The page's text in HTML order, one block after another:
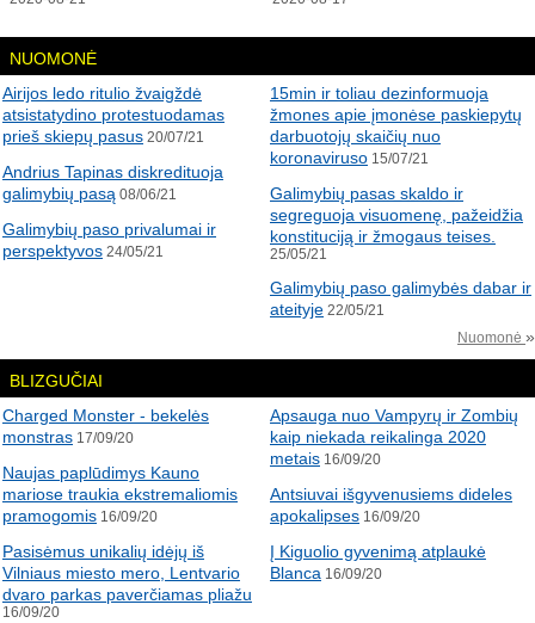
NUOMONĖ
Airijos ledo ritulio žvaigždė
atsistatydino protestuodamas
prieš skiepų pasus 20/07/21
15min ir toliau dezinformuoja
žmones apie įmonėse paskiepytų
darbuotojų skaičių nuo
koronaviruso 15/07/21
Andrius Tapinas diskredituoja
galimybių pasą 08/06/21
Galimybių pasas skaldo ir
segreguoja visuomenę, pažeidžia
konstituciją ir žmogaus teises.
25/05/21
Galimybių paso privalumai ir
perspektyvos 24/05/21
Galimybių paso galimybės dabar ir
ateityje 22/05/21
Nuomonė »
BLIZGUČIAI
Charged Monster - bekelės
monstras 17/09/20
Apsauga nuo Vampyrų ir Zombių
kaip niekada reikalinga 2020
metais 16/09/20
Naujas paplūdimys Kauno
mariose traukia ekstremaliomis
pramogomis 16/09/20
Antsiuvai išgyvenusiems dideles
apokalipses 16/09/20
Pasisėmus unikalių idėjų iš
Vilniaus miesto mero, Lentvario
dvaro parkas paverčiamas pliažu
16/09/20
Į Kiguolio gyvenimą atplaukė
Blanca 16/09/20